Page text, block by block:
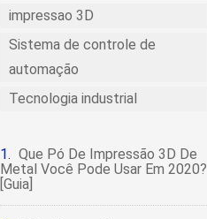
impressao 3D
Sistema de controle de
automação
Tecnologia industrial
Que Pó De Impressão 3D De
Metal Você Pode Usar Em 2020?
[Guia]